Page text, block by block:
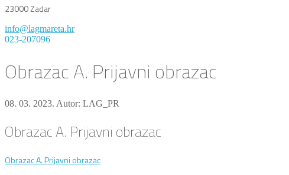
23000 Zadar
info@lagmareta.hr
023-207096
Obrazac A. Prijavni obrazac
08. 03. 2023. Autor: LAG_PR
Obrazac A. Prijavni obrazac
Obrazac A. Prijavni obrazac